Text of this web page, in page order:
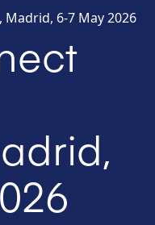
6-7 May 2026